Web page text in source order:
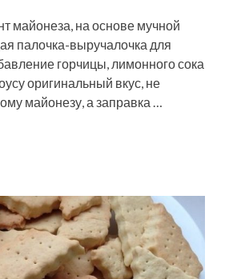
майонеза, на основе мучной
палочка-выручалочка для
горчицы, лимонного сока
оригинальный вкус, не
майонезу, а заправка …